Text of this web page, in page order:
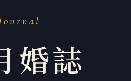
Journal
婚誌